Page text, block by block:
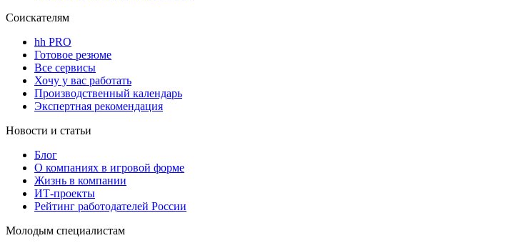
Соискателям
hh PRO
Готовое резюме
Все сервисы
Хочу у вас работать
Производственный календарь
Экспертная рекомендация
Новости и статьи
Блог
О компаниях в игровой форме
Жизнь в компании
ИТ-проекты
Рейтинг работодателей России
Молодым специалистам